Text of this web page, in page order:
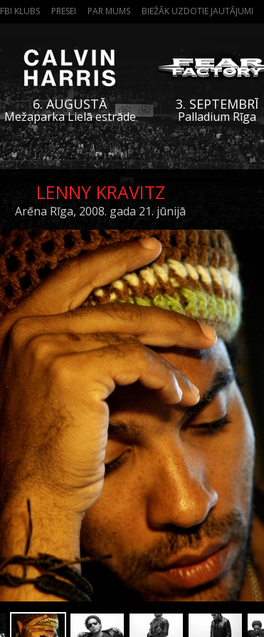
FBI KLUBS PRESEI PAR MUMS BIEŽĀK UZDOTIE JAUTĀJUMI
6. AUGUSTĀ
Mežaparka Lielā estrāde
3. SEPTEMBRĪ
Palladium Rīga
LENNY KRAVITZ
Arēna Rīga, 2008. gada 21. jūnijā